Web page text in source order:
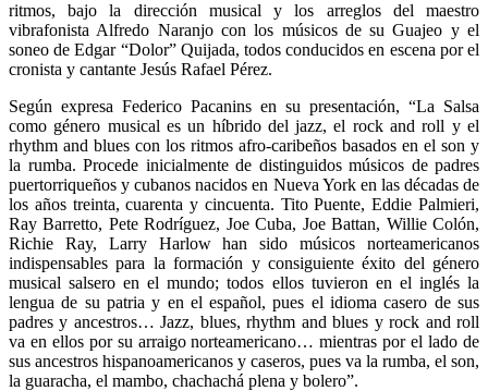
ritmos, bajo la dirección musical y los arreglos del maestro
vibrafonista Alfredo Naranjo con los músicos de su Guajeo y el
soneo de Edgar “Dolor” Quijada, todos conducidos en escena por el
cronista y cantante Jesús Rafael Pérez.
Según expresa Federico Pacanins en su presentación, “La Salsa
como género musical es un híbrido del jazz, el rock and roll y el
rhythm and blues con los ritmos afro-caribeños basados en el son y
la rumba. Procede inicialmente de distinguidos músicos de padres
puertorriqueños y cubanos nacidos en Nueva York en las décadas de
los años treinta, cuarenta y cincuenta. Tito Puente, Eddie Palmieri,
Ray Barretto, Pete Rodríguez, Joe Cuba, Joe Battan, Willie Colón,
Richie Ray, Larry Harlow han sido músicos norteamericanos
indispensables para la formación y consiguiente éxito del género
musical salsero en el mundo; todos ellos tuvieron en el inglés la
lengua de su patria y en el español, pues el idioma casero de sus
padres y ancestros… Jazz, blues, rhythm and blues y rock and roll
va en ellos por su arraigo norteamericano… mientras por el lado de
sus ancestros hispanoamericanos y caseros, pues va la rumba, el son,
la guaracha, el mambo, chachachá plena y bolero”.